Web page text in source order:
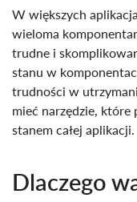
W większych
wieloma
trudne i
stanu w
trudności w
mieć narzędzie, które
stanem całej aplikacji.
Dlaczego